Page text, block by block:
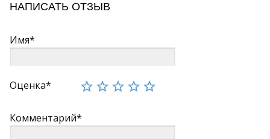
НАПИСАТЬ ОТЗЫВ
Имя*
Оценка*
Комментарий*